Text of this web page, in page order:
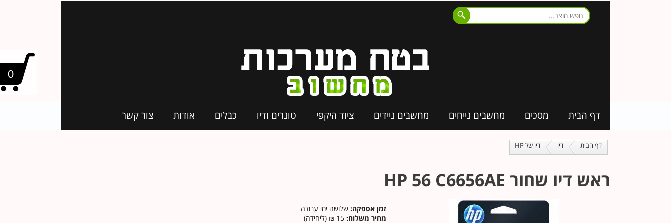
דף הבית מסכים מחשבים נייחים מחשבים ניידים ציוד היקפי טונרים ודיו כבלים אודות צור קשר
דף הבית דיו דיו של HP
ראש דיו ‏שחור HP 56 C6656AE
זמן אספקה: שלושה ימי עבודה
מחיר משלוח: 15 ₪ (ליחידה)
0